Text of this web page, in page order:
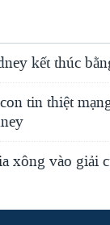
kết thúc
tin thiệt
xông vào giải